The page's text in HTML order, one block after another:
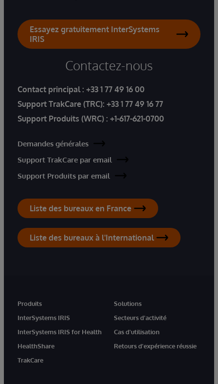
Essayez gratuitement InterSystems
IRIS
Contactez-nous
Contact principal : +33 1 77 49 16 00
Support TrakCare (TRC): +33 1 77 49 16 77
Support Produits (WRC) : +1-617-621-0700
Demandes générales
Support TrakCare par email
Support Produits par email
Liste des bureaux en France
Liste des bureaux à l'International
Produits
InterSystems IRIS
InterSystems IRIS for Health
HealthShare
TrakCare
Solutions
Secteurs d'activité
Cas d'utilisation
Retours d'expérience réussie